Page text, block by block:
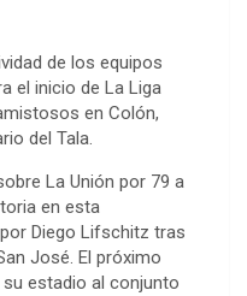
de los equipos
el inicio de La Liga
en Colón,
del Tala.
La Unión por 79 a
en esta
Diego Lifschitz tras
José. El próximo
su estadio al conjunto